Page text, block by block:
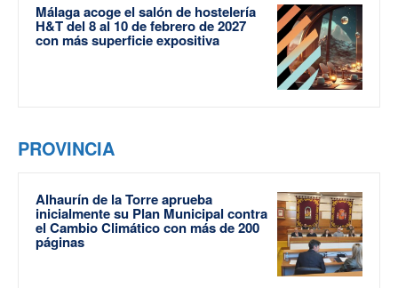
Málaga acoge el salón de hostelería
H&T del 8 al 10 de febrero de 2027
con más superficie expositiva
PROVINCIA
Alhaurín de la Torre aprueba
inicialmente su Plan Municipal contra
el Cambio Climático con más de 200
páginas